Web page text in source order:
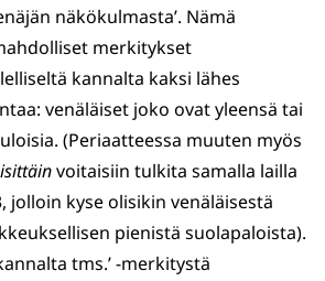
näkökulmasta’. Nämä
merkitykset
kannalta kaksi lähes
venäläiset joko ovat yleensä tai
(Periaatteessa muuten myös
voitaisiin tulkita samalla lailla
jolloin kyse olisikin venäläisestä
pienistä suolapaloista).
tms.’ -merkitystä